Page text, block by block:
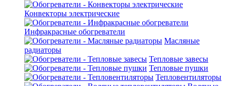
Конвекторы электрические
Инфракрасные обогреватели
Масляные
радиаторы
Тепловые завесы
Тепловые пушки
Тепловентиляторы